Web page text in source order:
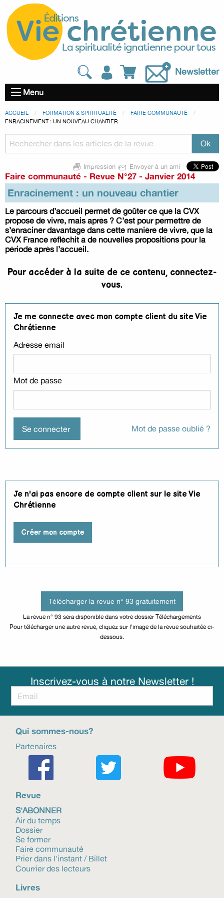
Newsletter
Menu
ACCUEIL FORMATION & SPIRITUALITÉ
FAIRE COMMUNAUTÉ
ENRACINEMENT : UN NOUVEAU CHANTIER
Impression Envoyer à un ami
Faire communauté - Revue N°27 - Janvier 2014
Enracinement : un nouveau chantier
Le parcours d’accueil permet de goûter ce que la CVX
propose de vivre, mais après ? C’est pour permettre de
s’enraciner davantage dans cette manière de vivre, que la
CVX France réfléchit à de nouvelles propositions pour la
période après l’accueil.
Pour accéder à la suite de ce contenu, connectez-
vous.
Je me connecte avec mon compte client du site Vie
Chrétienne
Adresse email
Mot de passe
Mot de passe oublié ?
Je n'ai pas encore de compte client sur le site Vie
Chrétienne
Créer mon compte
Télécharger la revue n° 93 gratuitement
La revue n° 93 sera disponible dans votre dossier Téléchargements
Pour télécharger une autre revue, cliquez sur l'image de la revue souhaitée ci-
dessous.
Inscrivez-vous à notre Newsletter !
Qui sommes-nous?
Partenaires
Revue
S'ABONNER
Air du temps
Dossier
Se former
Faire communauté
Prier dans l'instant / Billet
Courrier des lecteurs
Livres